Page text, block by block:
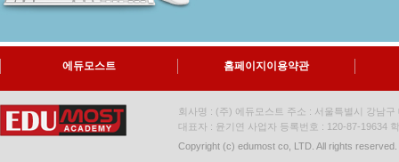
에듀모스트 홈페이지이용약관
회사명 : (주) 에듀모스트 주소 : 서울특별시 강남
대표자 : 윤기연 사업자 등록번호 : 120-87-19634
Copyright (c) edumost co, LTD. All rights reserved.